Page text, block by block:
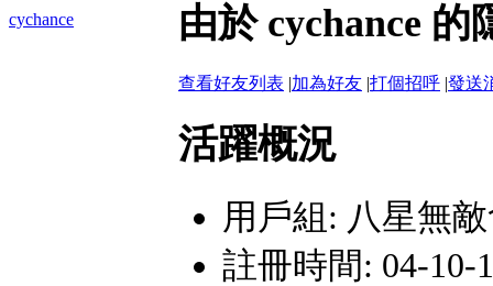
cychance 由於 cychance
查看好友列表 |加為好友 |打個招呼 |發送
活躍概況
用戶組: 八星無
註冊時間: 04-10-